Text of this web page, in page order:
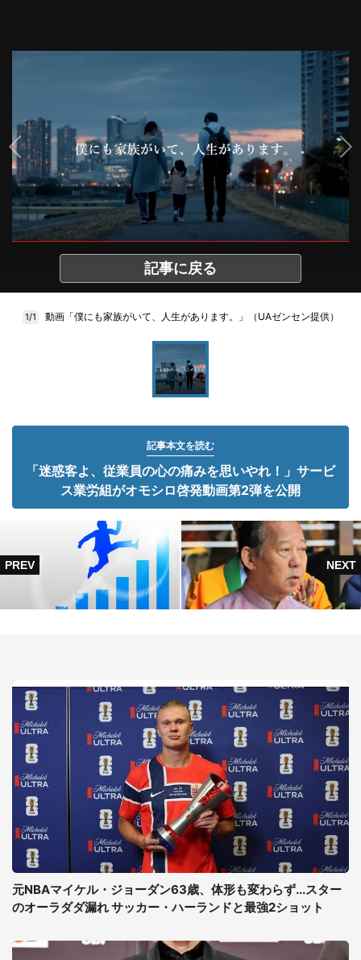
記事に戻る
1/1 動画「僕にも家族がいて、人生があります。」（UAゼンセン提供）
記事本文を読む
「迷惑客よ、従業員の心の痛みを思いやれ！」サービ
ス業労組がオモシロ啓発動画第2弾を公開
元NBAマイケル・ジョーダン63歳、体形も変わらず...スター
のオーラダダ漏れ サッカー・ハーランドと最強2ショット